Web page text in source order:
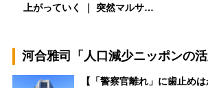
上がっていく ｜ 突然マルサ…
河合雅司「人口減少ニッポンの活
【「警察官離れ」に歯止め